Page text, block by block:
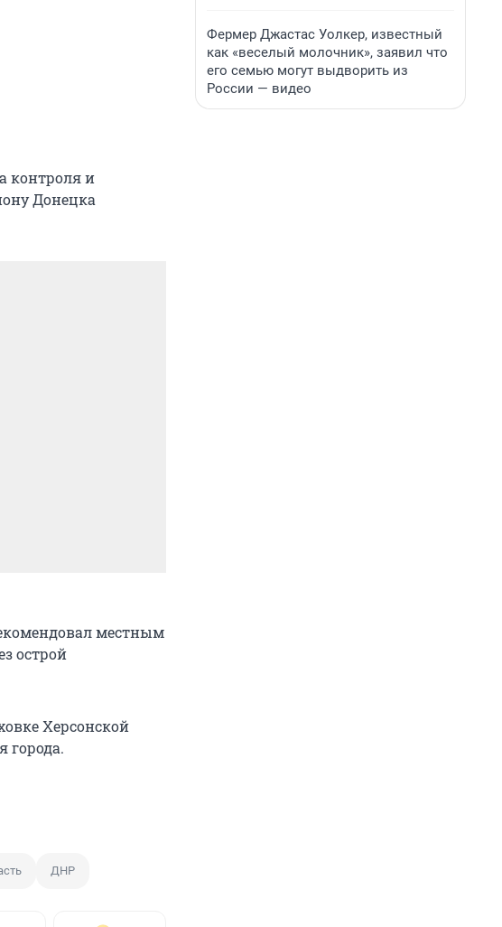
контроля и
Донецка
местным
острой
Херсонской
города.
ДНР
Фермер Джастас Уолкер, известный
как «веселый молочник», заявил что
его семью могут выдворить из
России — видео